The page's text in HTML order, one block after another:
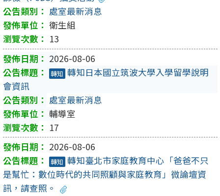
處室最新消息
衛生組
13
2026-08-06
轉知 轉知日本國立筑波大學入學留學說明
會資訊
處室最新消息
輔導室
17
2026-08-06
轉知 轉知臺北市家庭教育中心「爸爸不只
是幫忙：數位時代的共同照顧與家庭教育」微論壇資
訊，請查照。